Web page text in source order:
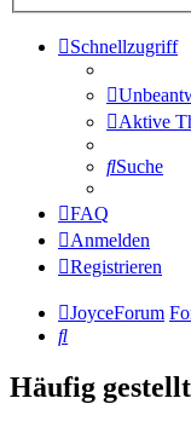
Schnellzugriff
Aktive
Suche
FAQ
Anmelden
Registrieren
JoyceForum
Suche
Häufig